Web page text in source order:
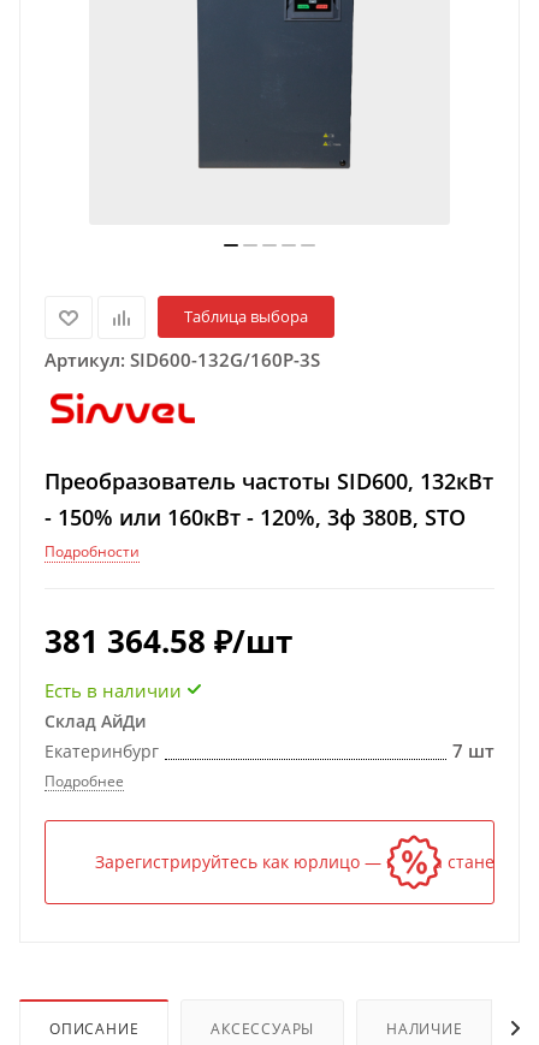
Таблица выбора
Артикул: SID600-132G/160P-3S
Преобразователь частоты SID600, 132кВт
- 150% или 160кВт - 120%, 3ф 380В, STO
Подробности
381 364.58 ₽/шт
Есть в наличии
Склад АйДи
Екатеринбург
7 шт
Подробнее
Зарегистрируйтесь как юрлицо — и цена станет
ОПИСАНИЕ АКСЕССУАРЫ НАЛИЧИЕ